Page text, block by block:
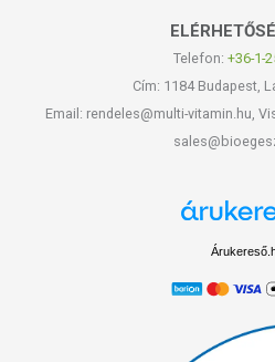
Telefon: +36-1-
Cím: 1184 Budapest,
Email: rendeles@multi-vitamin.hu,